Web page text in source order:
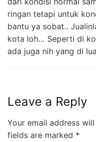
ringan tetapi untuk
bantu ya sobat..
kota loh… Seperti di
ada juga nih yang di
Leave a Reply
Your email address
fields are marked *